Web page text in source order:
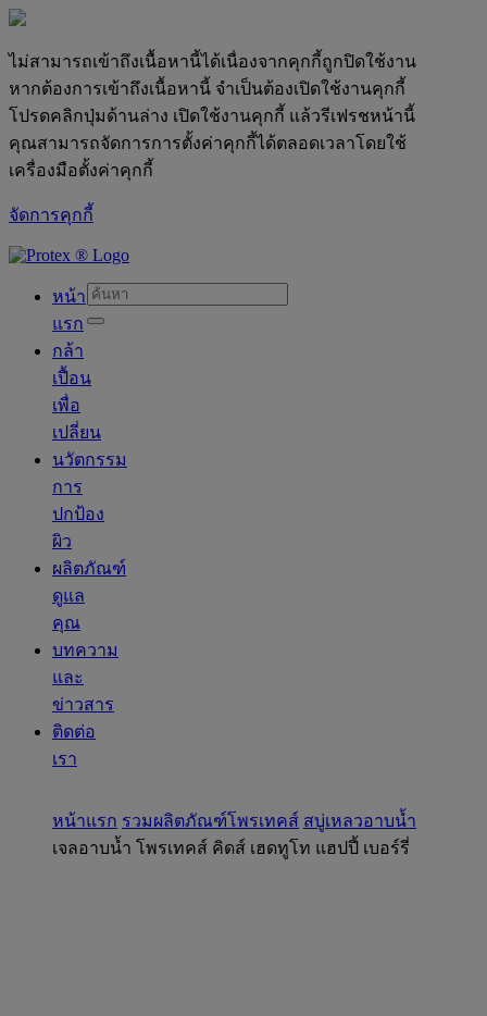
ไม่สามารถเข้าถึงเนื้อหานี้ได้เนื่องจากคุกกี้ถูกปิดใช้งาน
หากต้องการเข้าถึงเนื้อหานี้ จำเป็นต้องเปิดใช้งานคุกกี้
โปรดคลิกปุ่มด้านล่าง เปิดใช้งานคุกกี้ แล้วรีเฟรชหน้านี้
คุณสามารถจัดการการตั้งค่าคุกกี้ได้ตลอดเวลาโดยใช้
เครื่องมือตั้งค่าคุกกี้
จัดการคุกกี้
skipt to main content
หน้า
แรก
กล้า
เปื้อน
เพื่อ
เปลี่ยน
นวัตกรรม
การ
ปกป้อง
ผิว
ผลิตภัณฑ์
ดูแล
คุณ
บทความ
และ
ข่าวสาร
ติดต่อ
เรา
หน้าแรก รวมผลิตภัณฑ์โพรเทคส์ สบู่เหลวอาบน้ำ
เจลอาบน้ำ โพรเทคส์ คิดส์ เฮดทูโท แฮปปี้ เบอร์รี่